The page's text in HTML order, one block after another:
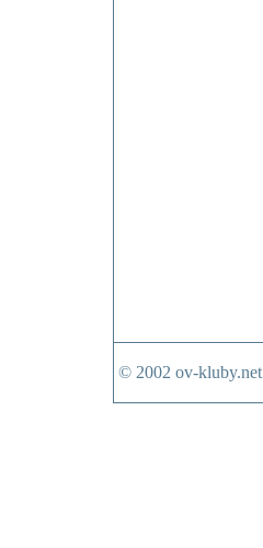
© 2002 ov-kluby.net